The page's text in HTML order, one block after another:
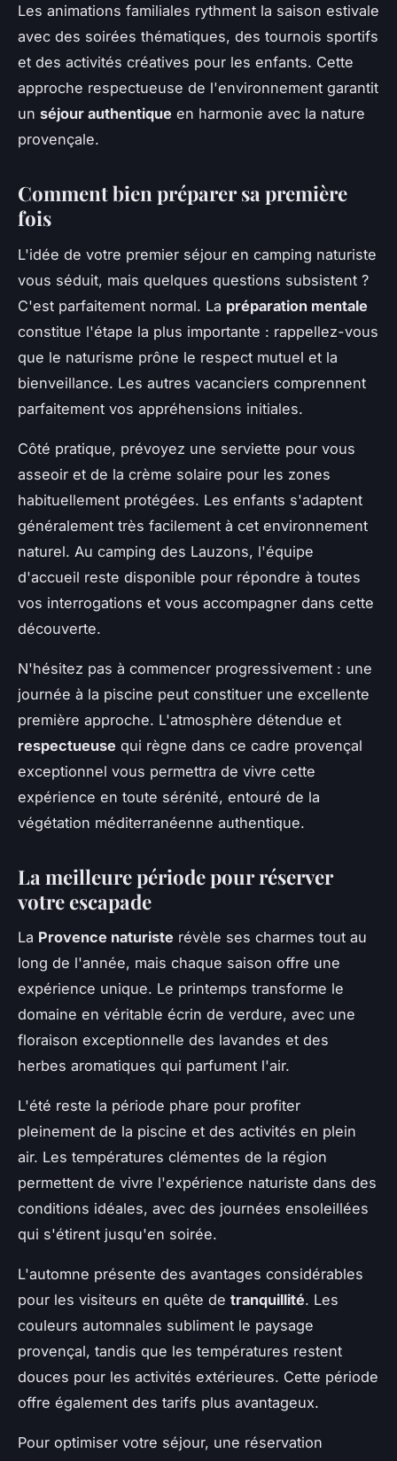
Les animations familiales rythment la saison estivale
avec des soirées thématiques, des tournois sportifs
et des activités créatives pour les enfants. Cette
approche respectueuse de l'environnement garantit
un séjour authentique en harmonie avec la nature
provençale.
Comment bien préparer sa première
fois
L'idée de votre premier séjour en camping naturiste
vous séduit, mais quelques questions subsistent ?
C'est parfaitement normal. La préparation mentale
constitue l'étape la plus importante : rappellez-vous
que le naturisme prône le respect mutuel et la
bienveillance. Les autres vacanciers comprennent
parfaitement vos appréhensions initiales.
Côté pratique, prévoyez une serviette pour vous
asseoir et de la crème solaire pour les zones
habituellement protégées. Les enfants s'adaptent
généralement très facilement à cet environnement
naturel. Au camping des Lauzons, l'équipe
d'accueil reste disponible pour répondre à toutes
vos interrogations et vous accompagner dans cette
découverte.
N'hésitez pas à commencer progressivement : une
journée à la piscine peut constituer une excellente
première approche. L'atmosphère détendue et
respectueuse qui règne dans ce cadre provençal
exceptionnel vous permettra de vivre cette
expérience en toute sérénité, entouré de la
végétation méditerranéenne authentique.
La meilleure période pour réserver
votre escapade
La Provence naturiste révèle ses charmes tout au
long de l'année, mais chaque saison offre une
expérience unique. Le printemps transforme le
domaine en véritable écrin de verdure, avec une
floraison exceptionnelle des lavandes et des
herbes aromatiques qui parfument l'air.
L'été reste la période phare pour profiter
pleinement de la piscine et des activités en plein
air. Les températures clémentes de la région
permettent de vivre l'expérience naturiste dans des
conditions idéales, avec des journées ensoleillées
qui s'étirent jusqu'en soirée.
L'automne présente des avantages considérables
pour les visiteurs en quête de tranquillité. Les
couleurs automnales subliment le paysage
provençal, tandis que les températures restent
douces pour les activités extérieures. Cette période
offre également des tarifs plus avantageux.
Pour optimiser votre séjour, une réservation